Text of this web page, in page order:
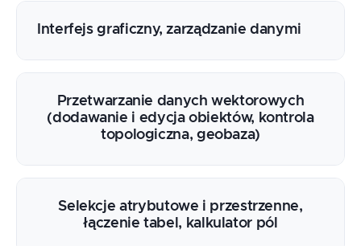
Interfejs graficzny, zarządzanie danymi
Przetwarzanie danych wektorowych
(dodawanie i edycja obiektów, kontrola
topologiczna, geobaza)
Selekcje atrybutowe i przestrzenne,
łączenie tabel, kalkulator pól